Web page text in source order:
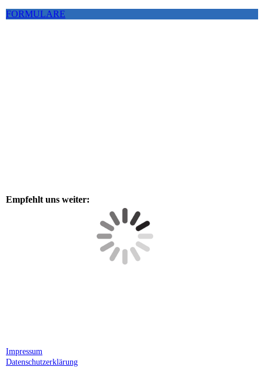
FORMULARE
Empfehlt uns weiter:
Impressum
Datenschutzerklärung